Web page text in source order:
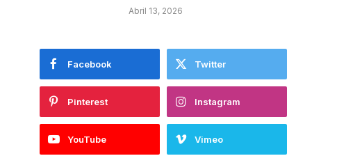
Abril 13, 2026
Facebook Twitter
Pinterest Instagram
YouTube Vimeo